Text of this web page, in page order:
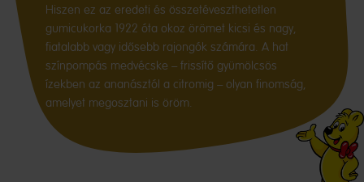
Hiszen ez az eredeti és összetéveszthetetlen
gumicukorka 1922 óta okoz örömet kicsi és nagy,
fiatalabb vagy idősebb rajongók számára. A hat
színpompás medvécske – frissítő gyümölcsös
ízekben az ananásztól a citromig – olyan finomság,
amelyet megosztani is öröm.